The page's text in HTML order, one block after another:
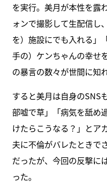
を実行。美月が本性を露
ォンで撮影して生配信し
を）施設にでも入れる」
手の）ケンちゃんの幸せ
の暴言の数々が世間に知
すると美月は自身のSNS
部嘘で草」「病気を舐め
けたらこうなる？」とア
夫に不倫がバレたときで
だったが、今回の反撃に
った。